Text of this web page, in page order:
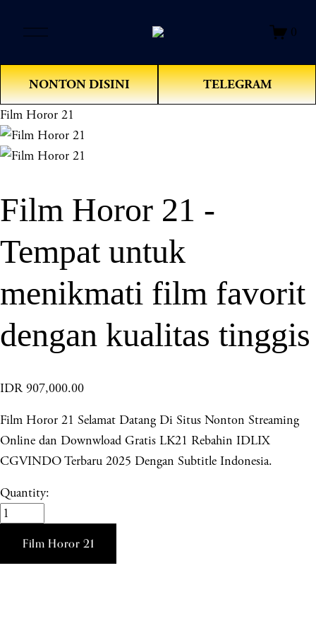
e
n
M
e
u
0
NONTON DISINI TELEGRAM
Film Horor 21
Film Horor 21 -
Tempat untuk
menikmati film favorit
dengan kualitas tinggis
IDR 907,000.00
Film Horor 21 Selamat Datang Di Situs Nonton Streaming
Online dan Downwload Gratis LK21 Rebahin IDLIX
CGVINDO Terbaru 2025 Dengan Subtitle Indonesia.
Quantity:
Film Horor 21